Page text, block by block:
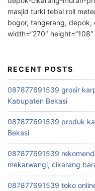
masjid turki tebal roll
bogor, tangerang, depok,
width=”270″
RECENT POSTS
087877691539 grosir
Kabupaten Bekasi
087877691539 produk
Bekasi
087877691539
mekarwangi, cikarang
087877691539 toko